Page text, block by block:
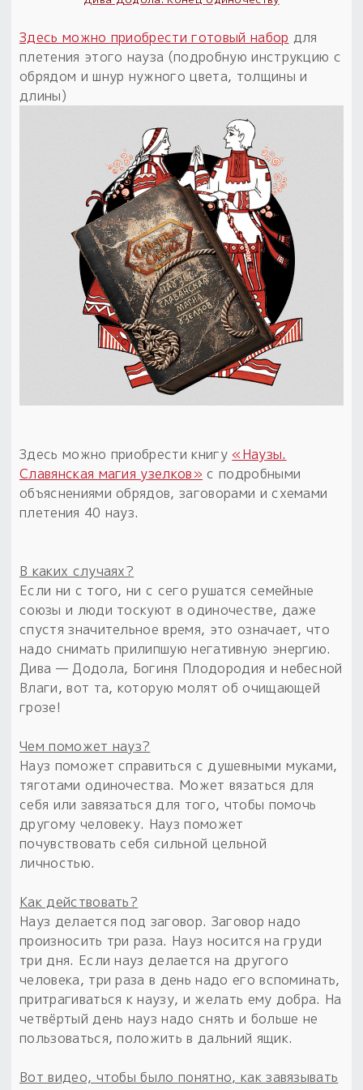
Пыльный сундучок
большое обновление
Товары со скидкой
Новинки
Безоплатная доставка
на заказ от 4 тыс. руб. со скидкой
Оберег в подарок
к заказу от 3 тыс. руб.
Здесь можно приобрести готовый набор для
плетения этого науза (подробную инструкцию с
обрядом и шнур нужного цвета, толщины и
длины)
Здесь можно приобрести книгу «Наузы.
Славянская магия узелков» с подробными
объяснениями обрядов, заговорами и схемами
плетения 40 науз.
В каких случаях?
Если ни с того, ни с сего рушатся семейные
союзы и люди тоскуют в одиночестве, даже
спустя значительное время, это означает, что
надо снимать прилипшую негативную энергию.
Дива — Додола, Богиня Плодородия и небесной
Влаги, вот та, которую молят об очищающей
грозе!
Чем поможет науз?
Науз поможет справиться с душевными муками,
тяготами одиночества. Может вязаться для
себя или завязаться для того, чтобы помочь
другому человеку. Науз поможет
почувствовать себя сильной цельной
личностью.
Как действовать?
Науз делается под заговор. Заговор надо
произносить три раза. Науз носится на груди
три дня. Если науз делается на другого
человека, три раза в день надо его вспоминать,
притрагиваться к наузу, и желать ему добра. На
четвёртый день науз надо снять и больше не
пользоваться, положить в дальний ящик.
Вот видео, чтобы было понятно, как завязывать